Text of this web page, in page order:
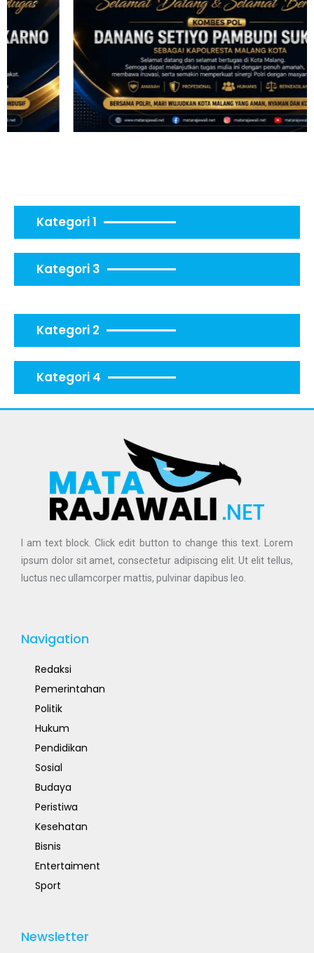
Kategori 1
Kategori 3
Kategori 2
Kategori 4
I am text block. Click edit button to change this text. Lorem
ipsum dolor sit amet, consectetur adipiscing elit. Ut elit tellus,
luctus nec ullamcorper mattis, pulvinar dapibus leo.
Navigation
Redaksi
Pemerintahan
Politik
Hukum
Pendidikan
Sosial
Budaya
Peristiwa
Kesehatan
Bisnis
Entertaiment
Sport
Newsletter